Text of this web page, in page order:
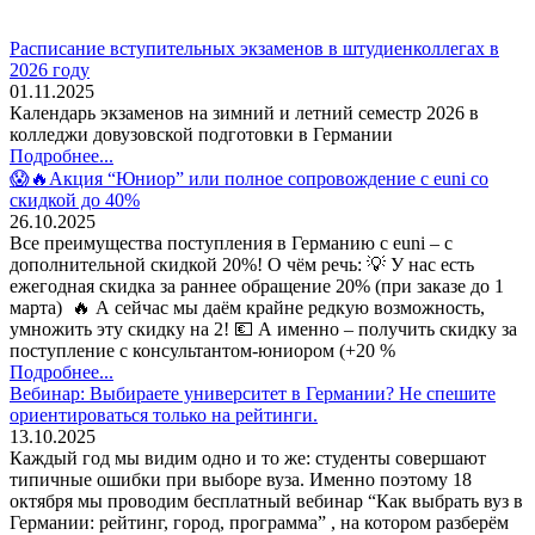
Расписание вступительных экзаменов в штудиенколлегах в
2026 году
01.11.2025
Календарь экзаменов на зимний и летний семестр 2026 в
колледжи довузовской подготовки в Германии
Подробнее...
😱🔥Акция “Юниор” или полное сопровождение с euni со
скидкой до 40%
26.10.2025
Все преимущества поступления в Германию с euni – с
дополнительной скидкой 20%! О чём речь: 💡 У нас есть
ежегодная скидка за раннее обращение 20% (при заказе до 1
марта) 🔥 А сейчас мы даём крайне редкую возможность,
умножить эту скидку на 2! 💶 А именно – получить скидку за
поступление с консультантом-юниором (+20 %
Подробнее...
Вебинар: Выбираете университет в Германии? Не спешите
ориентироваться только на рейтинги.
13.10.2025
Каждый год мы видим одно и то же: студенты совершают
типичные ошибки при выборе вуза. Именно поэтому 18
октября мы проводим бесплатный вебинар “Как выбрать вуз в
Германии: рейтинг, город, программа” , на котором разберём